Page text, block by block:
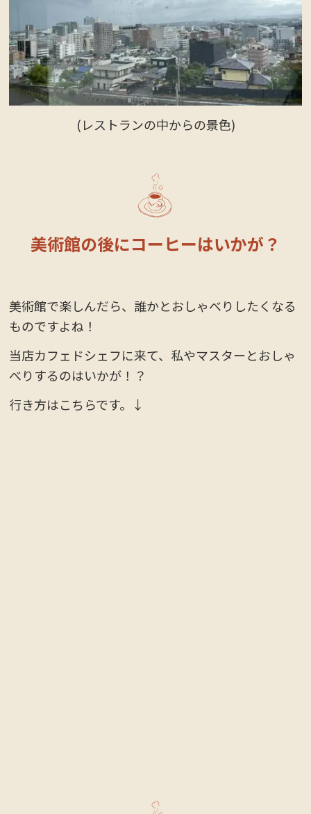
(レストランの中からの景色)
美術館の後にコーヒーはいかが？
美術館で楽しんだら、誰かとおしゃべりしたくなる
ものですよね！
当店カフェドシェフに来て、私やマスターとおしゃ
べりするのはいかが！？
行き方はこちらです。↓